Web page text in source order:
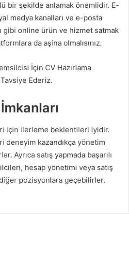
bir şekilde anlamak önemlidir. E-
medya kanalları ve e-posta
gibi online ürün ve hizmet satmak
da aşina olmalısınız.
İçin CV Hazırlama
Ederiz.
için ilerleme beklentileri iyidir.
deneyim kazandıkça yönetim
Ayrıca satış yapmada başarılı
hesap yönetimi veya satış
pozisyonlara geçebilirler.